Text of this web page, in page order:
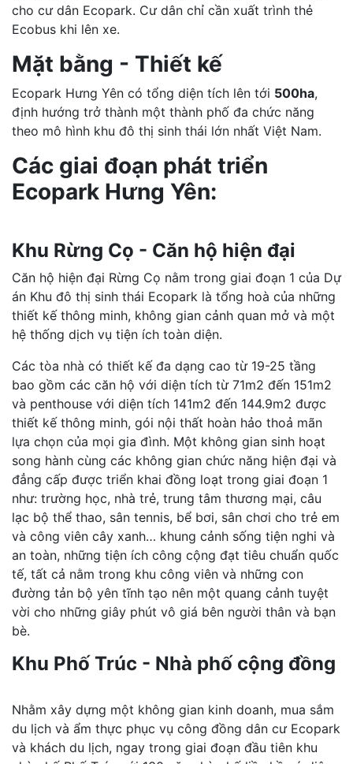
cho cư dân Ecopark. Cư dân chỉ cần xuất trình thẻ
Ecobus khi lên xe.
Mặt bằng - Thiết kế
Ecopark Hưng Yên có tổng diện tích lên tới 500ha,
định hướng trở thành một thành phố đa chức năng
theo mô hình khu đô thị sinh thái lớn nhất Việt Nam.
Các giai đoạn phát triển
Ecopark Hưng Yên:
Khu Rừng Cọ - Căn hộ hiện đại
Căn hộ hiện đại Rừng Cọ nằm trong giai đoạn 1 của Dự
án Khu đô thị sinh thái Ecopark là tổng hoà của những
thiết kế thông minh, không gian cảnh quan mở và một
hệ thống dịch vụ tiện ích toàn diện.
Các tòa nhà có thiết kế đa dạng cao từ 19-25 tầng
bao gồm các căn hộ với diện tích từ 71m2 đến 151m2
và penthouse với diện tích 141m2 đến 144.9m2 được
thiết kế thông minh, gói nội thất hoàn hảo thoả mãn
lựa chọn của mọi gia đình. Một không gian sinh hoạt
song hành cùng các không gian chức năng hiện đại và
đẳng cấp được triển khai đồng loạt trong giai đoạn 1
như: trường học, nhà trẻ, trung tâm thương mại, câu
lạc bộ thể thao, sân tennis, bể bơi, sân chơi cho trẻ em
và công viên cây xanh… khung cảnh sống tiện nghi và
an toàn, những tiện ích công cộng đạt tiêu chuẩn quốc
tế, tất cả nằm trong khu công viên và những con
đường tản bộ yên tĩnh tạo nên một quang cảnh tuyệt
vời cho những giây phút vô giá bên người thân và bạn
bè.
Khu Phố Trúc - Nhà phố cộng đồng
Nhằm xây dựng một không gian kinh doanh, mua sắm
du lịch và ẩm thực phục vụ công đồng dân cư Ecopark
và khách du lịch, ngay trong giai đoạn đầu tiên khu